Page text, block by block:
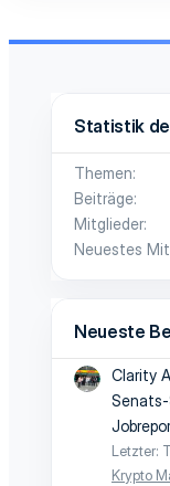
Statistik
Themen
Beiträge
Mitglieder
Neuestes
Neueste
Clarity
Letzter:
Krypto